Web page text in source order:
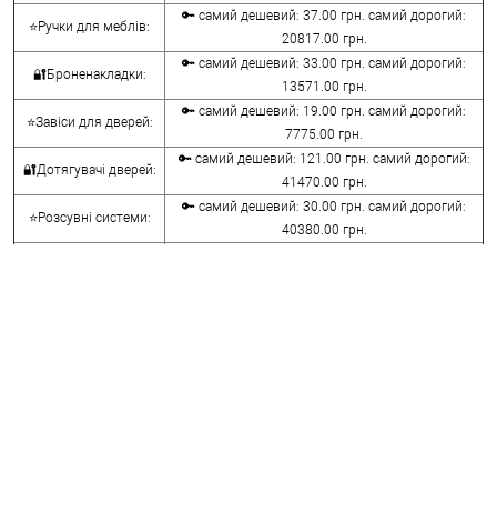
⭐Ручки для меблів:
🔑 самий дешевий: 37.00 грн. самий дорогий:
20817.00 грн.
🔐Броненакладки:
🔑 самий дешевий: 33.00 грн. самий дорогий:
13571.00 грн.
⭐Завіси для дверей:
🔑 самий дешевий: 19.00 грн. самий дорогий:
7775.00 грн.
🔐Дотягувачі дверей:
🔑 самий дешевий: 121.00 грн. самий дорогий:
41470.00 грн.
⭐Розсувні системи:
🔑 самий дешевий: 30.00 грн. самий дорогий:
40380.00 грн.